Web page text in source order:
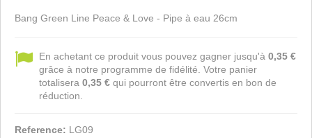
Bang Green Line Peace & Love - Pipe à eau 26cm
En achetant ce produit vous pouvez gagner jusqu'à 0,35 €
grâce à notre programme de fidélité. Votre panier
totalisera 0,35 € qui pourront être convertis en bon de
réduction.
Reference: LG09